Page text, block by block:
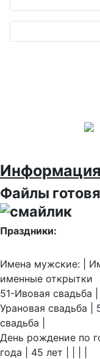
Файлы
Праздники:
Имена мужские: |
именные открытки
51-Ивовая свадьба
Урановая свадьба |
свадьба |
День рождение по
года | 45 лет | | | |